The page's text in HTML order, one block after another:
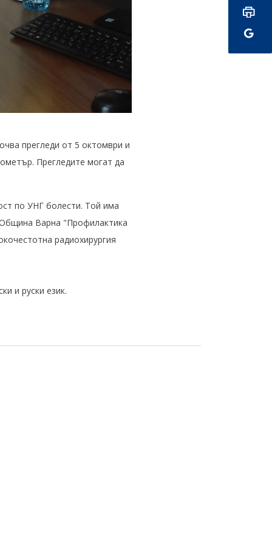
прегледи от 5 октомври и
Прегледите могат да
по УНГ болести. Той има
Варна "Профилактика
радиохирургия
и руски език.